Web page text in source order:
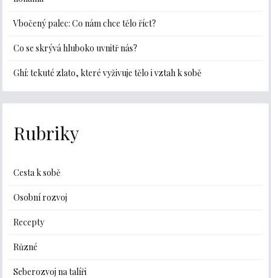
Vbočený palec: Co nám chce tělo říct?
Co se skrývá hluboko uvnitř nás?
Ghí: tekuté zlato, které vyživuje tělo i vztah k sobě
Rubriky
Cesta k sobě
Osobní rozvoj
Recepty
Různé
Seberozvoj na talíři